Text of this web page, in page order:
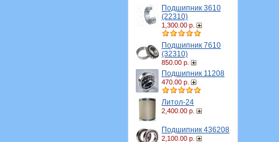
Подшипник 3610
(22310)
1,300.00 р.
Подшипник 7610
(32310)
850.00 р.
Подшипник 11208
470.00 р.
Литол-24
2,400.00 р.
Подшипник 436208
2,100.00 р.